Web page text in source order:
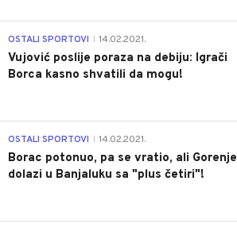
OSTALI SPORTOVI 14.02.2021.
Vujović poslije poraza na debiju: Igrači
Borca kasno shvatili da mogu!
OSTALI SPORTOVI 14.02.2021.
Borac potonuo, pa se vratio, ali Gorenje
dolazi u Banjaluku sa "plus četiri"!